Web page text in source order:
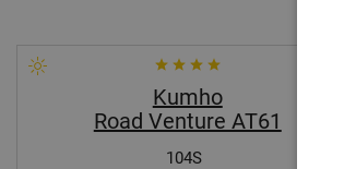
Kumho
Road Venture AT61
104S